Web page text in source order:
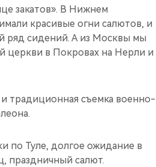
закатов». В Нижнем
красивые огни салютов, и
ряд сидений. А из Москвы мы
церкви в Покровах на Нерли и
традиционная съемка военно-
по Туле, долгое ожидание в
праздничный салют.